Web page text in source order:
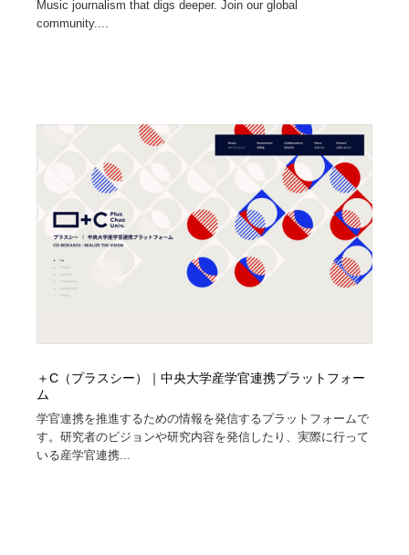
Music journalism that digs deeper. Join our global
community....
＋C（プラスシー）｜中央大学産学官連携プラットフォー
ム
学官連携を推進するための情報を発信するプラットフォームで
す。研究者のビジョンや研究内容を発信したり、実際に行って
いる産学官連携...